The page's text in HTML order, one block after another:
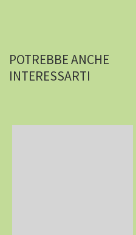
POTREBBE ANCHE
INTERESSARTI